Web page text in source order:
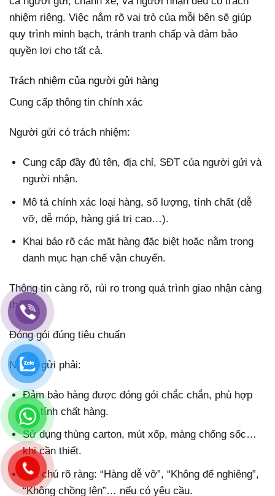
nhiệm riêng. Việc nắm rõ vai trò của mỗi bên sẽ giúp
quy trình minh bạch, tránh tranh chấp và đảm bảo
quyền lợi cho tất cả.
Trách nhiệm của người gửi hàng
Cung cấp thông tin chính xác
Người gửi có trách nhiệm:
Cung cấp đầy đủ tên, địa chỉ, SĐT của người gửi và
người nhận.
Mô tả chính xác loại hàng, số lượng, tính chất (dễ
vỡ, dễ móp, hàng giá trị cao…).
Khai báo rõ các mặt hàng đặc biệt hoặc nằm trong
danh mục hạn chế vận chuyển.
Thông tin càng rõ, rủi ro trong quá trình giao nhận càng
thấp.
Đóng gói đúng tiêu chuẩn
Người gửi phải:
Đảm bảo hàng được đóng gói chắc chắn, phù hợp
với tính chất hàng.
Sử dụng thùng carton, mút xốp, màng chống sốc…
khi cần thiết.
Ghi chú rõ ràng: “Hàng dễ vỡ”, “Không để nghiêng”,
“Không chồng lên”… nếu có yêu cầu.